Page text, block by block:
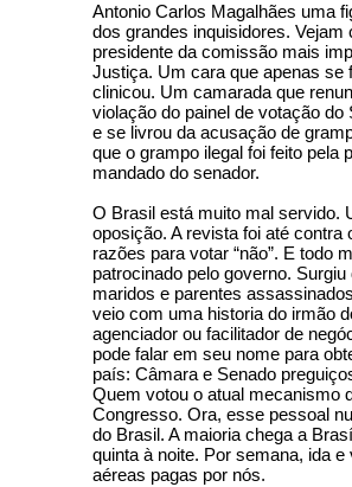
Antonio Carlos Magalhães uma
dos grandes inquisidores.
presidente da comissão mais
Justiça. Um cara que apenas
clinicou. Um camarada que
violação do painel de votação
e se livrou da acusação de
que o grampo ilegal foi feito pela
mandado do senador.
O Brasil está muito mal servido.
oposição. A revista foi até
razões para votar “não”. E todo
patrocinado pelo governo.
maridos e parentes
veio com uma historia do irmão
agenciador ou facilitador de
pode falar em seu nome para
país: Câmara e Senado
Quem votou o atual mecanismo
Congresso. Ora, esse pessoal
do Brasil. A maioria chega a
quinta à noite. Por semana, ida
aéreas pagas por nós.